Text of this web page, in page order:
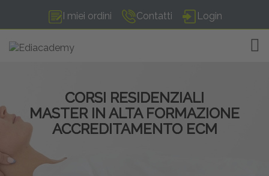
I miei ordini Contatti Login
CORSI RESIDENZIALI
MASTER IN ALTA FORMAZIONE
ACCREDITAMENTO ECM